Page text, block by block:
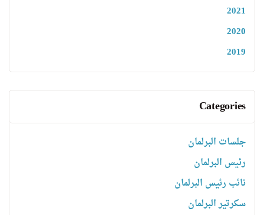
2021
2020
2019
Categories
جلسات البرلمان
رئیس البرلمان
نائب رئیس البرلمان
سكرتیر البرلمان